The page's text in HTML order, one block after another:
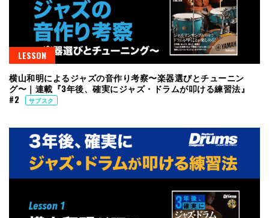
LESSON
横山和明によるジャズの音作り考察〜楽器選びとチューニン
グ〜｜連載『3年後、確実にジャズ・ドラムが叩ける練習法』
#2
サブスク